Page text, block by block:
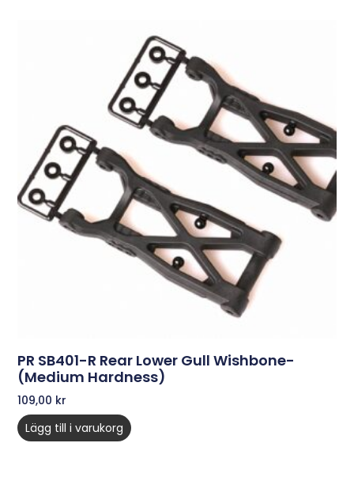
PR SB401-R Rear Lower Gull Wishbone-
(medium Hardness)
109,00 kr
Lägg till i varukorg